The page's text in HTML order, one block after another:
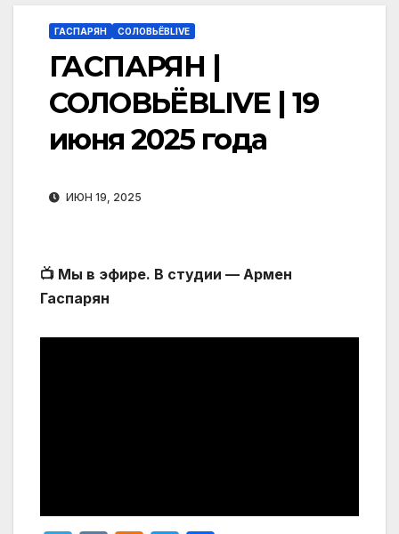
ГАСПАРЯН СОЛОВЬЁВLIVE
ГАСПАРЯН |
СОЛОВЬЁВLIVE | 19
июня 2025 года
ИЮН 19, 2025
📺 Мы в эфире. В студии — Армен
Гаспарян